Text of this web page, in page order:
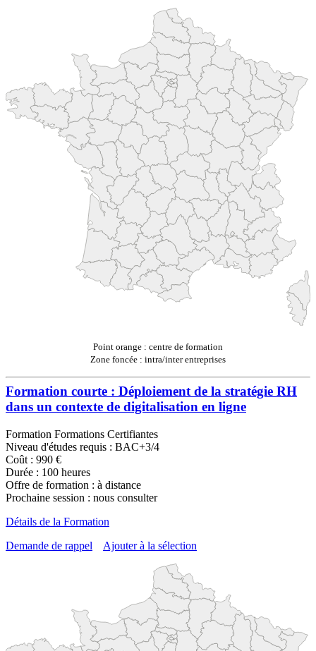
Point orange : centre de formation
Zone foncée : intra/inter entreprises
Formation courte : Déploiement de la stratégie RH
dans un contexte de digitalisation en ligne
Formation Formations Certifiantes
Niveau d'études requis : BAC+3/4
Coût : 990 €
Durée : 100 heures
Offre de formation : à distance
Prochaine session : nous consulter
Détails de la Formation
Demande de rappel
Ajouter à la sélection